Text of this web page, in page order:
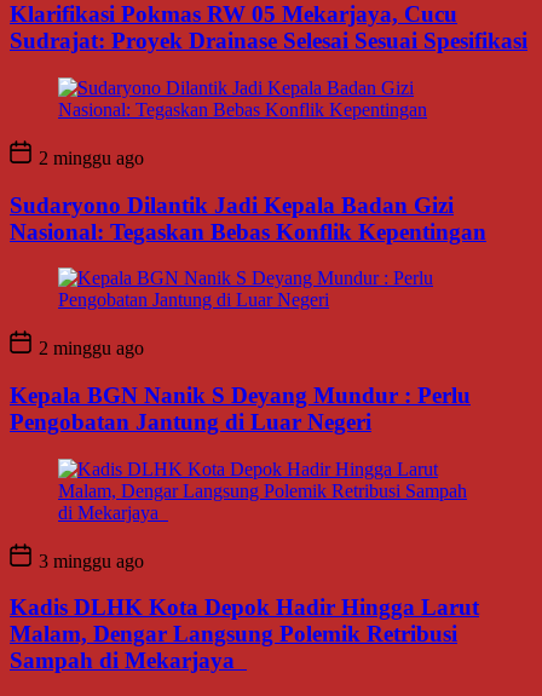
Klarifikasi Pokmas RW 05 Mekarjaya, Cucu
Sudrajat: Proyek Drainase Selesai Sesuai Spesifikasi
2 minggu ago
Sudaryono Dilantik Jadi Kepala Badan Gizi
Nasional: Tegaskan Bebas Konflik Kepentingan
2 minggu ago
Kepala BGN Nanik S Deyang Mundur : Perlu
Pengobatan Jantung di Luar Negeri
3 minggu ago
Kadis DLHK Kota Depok Hadir Hingga Larut
Malam, Dengar Langsung Polemik Retribusi
Sampah di Mekarjaya